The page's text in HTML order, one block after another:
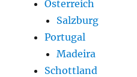
Österreich
Salzburg
Portugal
Madeira
Schottland